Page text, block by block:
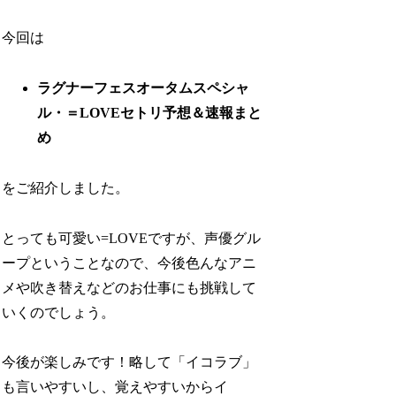
今回は
ラグナーフェスオータムスペシャ
ル・＝LOVEセトリ予想＆速報まと
め
をご紹介しました。
とっても可愛い=LOVEですが、声優グル
ープということなので、今後色んなアニ
メや吹き替えなどのお仕事にも挑戦して
いくのでしょう。
今後が楽しみです！略して「イコラブ」
も言いやすいし、覚えやすいからイ